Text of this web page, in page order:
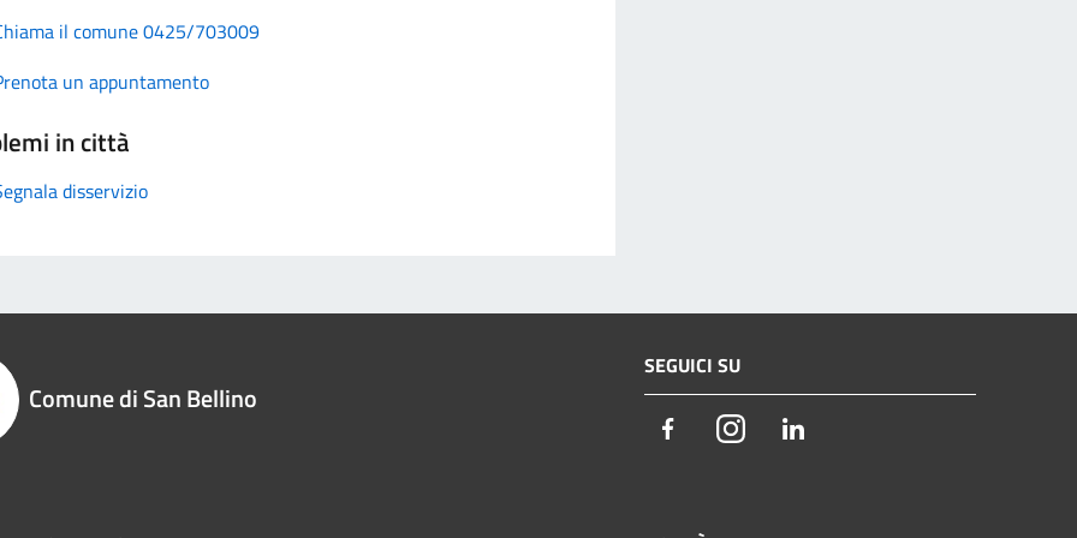
il comune 0425/703009
un appuntamento
in città
disservizio
Comune di San Bellino
SEGUICI SU
FacebookInstagram